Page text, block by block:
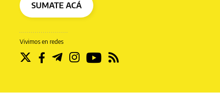
Vivimos en redes
SUMATE ACÁ